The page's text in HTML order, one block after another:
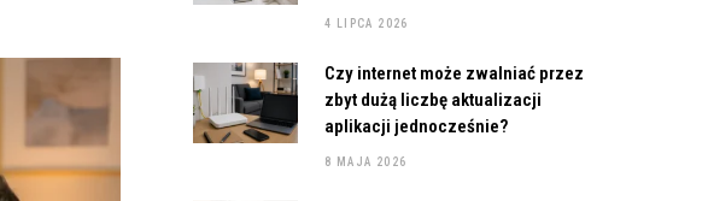
4 LIPCA 2026
Czy internet może zwalniać przez
zbyt dużą liczbę aktualizacji
aplikacji jednocześnie?
8 MAJA 2026